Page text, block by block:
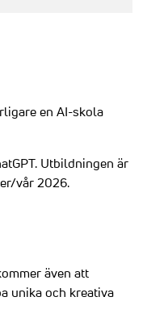
en AI-skola
Utbildningen är
vår 2026.
även att
unika och kreativa